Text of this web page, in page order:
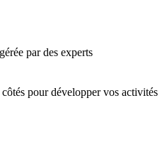
par des experts
pour développer vos activités